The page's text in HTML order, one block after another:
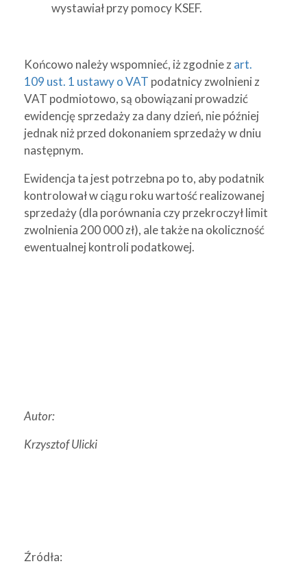
wystawiał przy pomocy KSEF.
Końcowo należy wspomnieć, iż zgodnie zart.
109 ust. 1 ustawy o VAT podatnicy zwolnieni z
VAT podmiotowo, są obowiązani prowadzić
ewidencję sprzedaży za dany dzień, nie później
jednak niż przed dokonaniem sprzedaży w dniu
następnym.
Ewidencja ta jest potrzebna po to, aby podatnik
kontrolował w ciągu roku wartość realizowanej
sprzedaży (dla porównania czy przekroczył limit
zwolnienia 200 000 zł), ale także na okoliczność
ewentualnej kontroli podatkowej.
Autor:
Krzysztof Ulicki
Źródła: